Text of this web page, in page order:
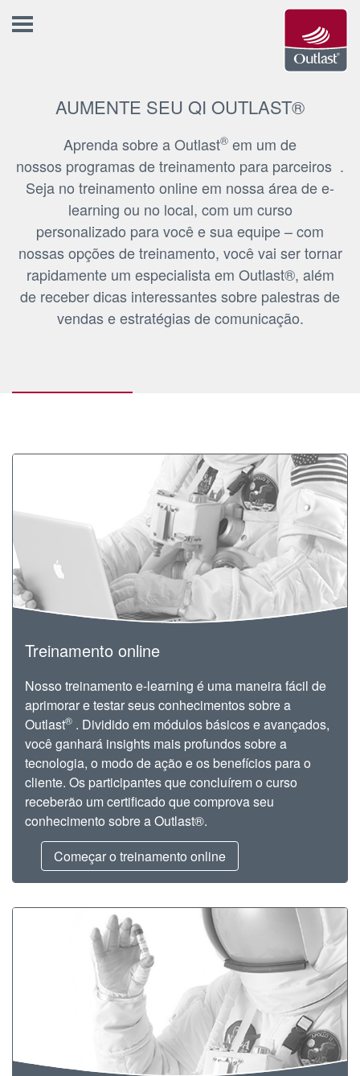
AUMENTE SEU QI OUTLAST®
Aprenda sobre a Outlast® em um de
nossos programas de treinamento para parceiros .
Seja no treinamento online em nossa área de e-
learning ou no local, com um curso
personalizado para você e sua equipe – com
nossas opções de treinamento, você vai ser tornar
rapidamente um especialista em Outlast®, além
de receber dicas interessantes sobre palestras de
vendas e estratégias de comunicação.
Treinamento online
Nosso treinamento e-learning é uma maneira fácil de
aprimorar e testar seus conhecimentos sobre a
Outlast® . Dividido em módulos básicos e avançados,
você ganhará insights mais profundos sobre a
tecnologia, o modo de ação e os benefícios para o
cliente. Os participantes que concluírem o curso
receberão um certificado que comprova seu
conhecimento sobre a Outlast®.
Começar o treinamento online